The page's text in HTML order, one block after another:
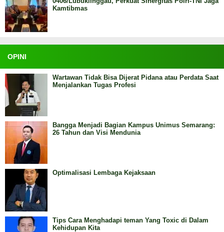
Kamtibmas
OPINI
Wartawan Tidak Bisa Dijerat Pidana atau Perdata Saat
Menjalankan Tugas Profesi
Bangga Menjadi Bagian Kampus Unimus Semarang:
26 Tahun dan Visi Mendunia
Optimalisasi Lembaga Kejaksaan
Tips Cara Menghadapi teman Yang Toxic di Dalam
Kehidupan Kita